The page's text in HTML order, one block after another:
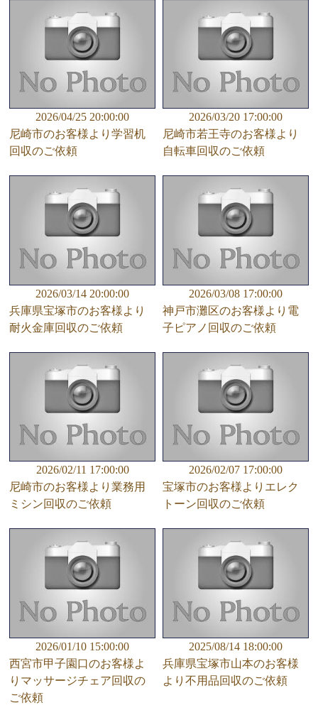
2026/04/25 20:00:00
尼崎市のお客様より学習机
回収のご依頼
2026/03/20 17:00:00
尼崎市若王寺のお客様より
自転車回収のご依頼
2026/03/14 20:00:00
兵庫県宝塚市のお客様より
耐火金庫回収のご依頼
2026/03/08 17:00:00
神戸市灘区のお客様より電
子ピアノ回収のご依頼
2026/02/11 17:00:00
尼崎市のお客様より業務用
ミシン回収のご依頼
2026/02/07 17:00:00
宝塚市のお客様よりエレク
トーン回収のご依頼
2026/01/10 15:00:00
西宮市甲子園口のお客様よ
りマッサージチェア回収の
ご依頼
2025/08/14 18:00:00
兵庫県宝塚市山本のお客様
より不用品回収のご依頼